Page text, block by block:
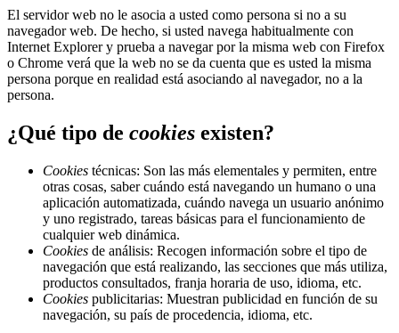
El servidor web no le asocia a usted como persona si no a su
navegador web. De hecho, si usted navega habitualmente con
Internet Explorer y prueba a navegar por la misma web con Firefox
o Chrome verá que la web no se da cuenta que es usted la misma
persona porque en realidad está asociando al navegador, no a la
persona.
¿Qué tipo de cookies existen?
Cookies técnicas: Son las más elementales y permiten, entre
otras cosas, saber cuándo está navegando un humano o una
aplicación automatizada, cuándo navega un usuario anónimo
y uno registrado, tareas básicas para el funcionamiento de
cualquier web dinámica.
Cookies de análisis: Recogen información sobre el tipo de
navegación que está realizando, las secciones que más utiliza,
productos consultados, franja horaria de uso, idioma, etc.
Cookies publicitarias: Muestran publicidad en función de su
navegación, su país de procedencia, idioma, etc.